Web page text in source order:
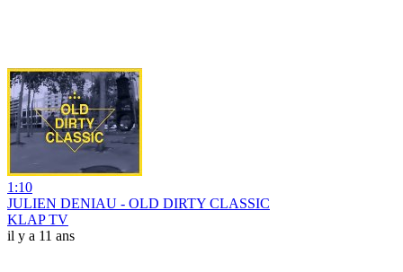
1:10
JULIEN DENIAU - OLD DIRTY CLASSIC
KLAP TV
il y a 11 ans